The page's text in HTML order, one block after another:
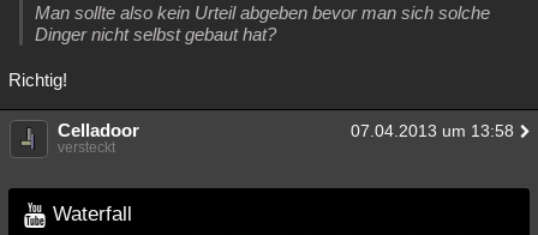
Man sollte also kein Urteil abgeben bevor man sich solche
Dinger nicht selbst gebaut hat?
Richtig!
Celladoor 07.04.2013 um 13:58
versteckt
Waterfall